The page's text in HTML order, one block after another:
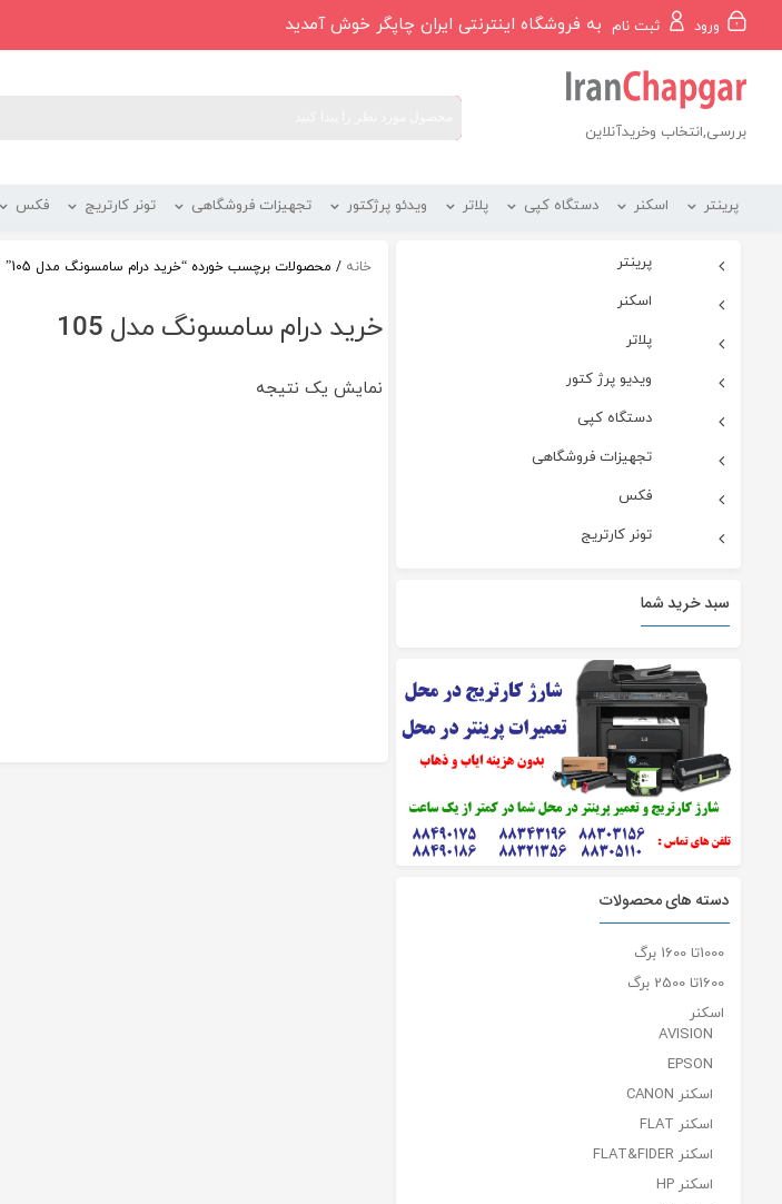
محتوا
ورود ثبت نام به فروشگاه اینترنتی ایران چاپگر خوش آمدید
بررسی,انتخاب وخریدآنلاین
پرینتر اسکنر دستگاه کپی پلاتر ویدئو پرژکتور تجهیزات فروشگاهی تونر کارتریج فکس
خانه / محصولات برچسب خورده “خرید درام سامسونگ مدل 105”
خرید درام سامسونگ مدل 105
نمایش یک نتیجه
پرینتر
اسکنر
پلاتر
ویدیو پرژ کتور
دستگاه کپی
تجهیزات فروشگاهی
فکس
تونر کارتریج
سبد خرید شما
دسته های محصولات
1000تا 1600 برگ
1600تا 2500 برگ
اسکنر
AVISION
EPSON
اسکنر CANON
اسکنر FLAT
اسکنر FLAT&FIDER
اسکنر HP